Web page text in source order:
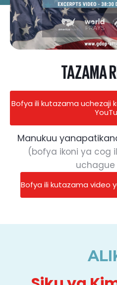
TAZAMA
Bofya ili kutazama uchezaji
Manukuu
(bofya ikoni ya cog
Bofya ili kutazama video